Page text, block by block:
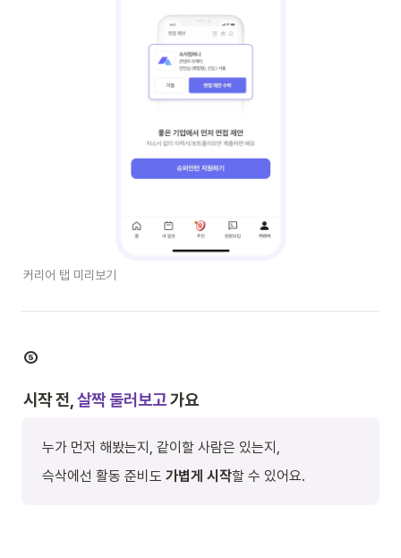
커리어 탭 미리보기
⑤
시작 전, 살짝 둘러보고 가요
누가 먼저 해봤는지, 같이할 사람은 있는지,
슥삭에선 활동 준비도 가볍게 시작할 수 있어요.